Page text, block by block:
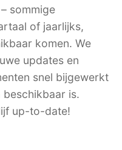
sommige
of jaarlijks,
komen. We
updates en
snel bijgewerkt
is.
up-to-date!